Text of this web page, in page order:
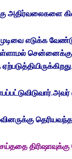
அதிர்வலைகளை
எடுக்க
சென்னைக்கு